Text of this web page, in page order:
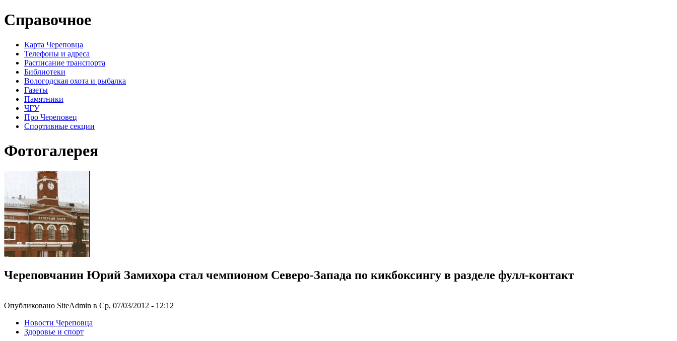
Справочное
Карта Череповца
Телефоны и адреса
Расписание транспорта
Библиотеки
Вологодская охота и рыбалка
Газеты
Памятники
ЧГУ
Про Череповец
Спортивные секции
Фотогалерея
Череповчанин Юрий Замихора стал чемпионом Северо-Запада по кикбоксингу в разделе фулл-контакт
Опубликовано SiteAdmin в Ср, 07/03/2012 - 12:12
Новости Череповца
Здоровье и спорт